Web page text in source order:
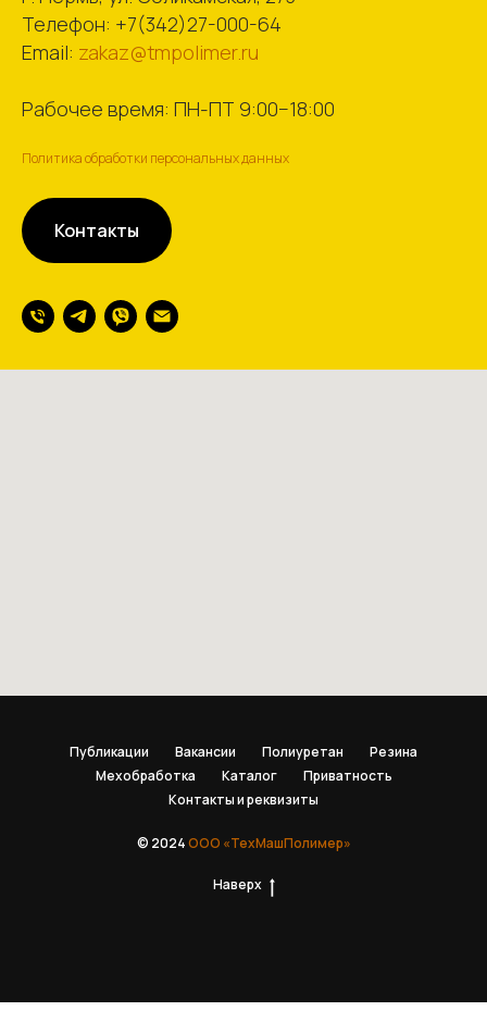
Телефон: +7(342)27-000-64
Email: zakaz@tmpolimer.ru
Рабочее время: ПН-ПТ 9:00−18:00
Политика обработки персональных данных
Контакты
Публикации Вакансии Полиуретан
Резина
Мехобработка
Каталог
Приватность
Контакты и реквизиты
© 2024ООО «ТехМашПолимер»
Наверх